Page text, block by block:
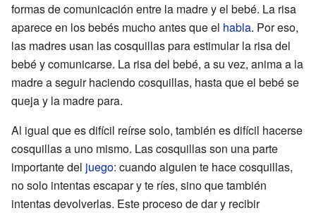
formas de comunicación entre la madre y el bebé. La risa
aparece en los bebés mucho antes que el habla. Por eso,
las madres usan las cosquillas para estimular la risa del
bebé y comunicarse. La risa del bebé, a su vez, anima a la
madre a seguir haciendo cosquillas, hasta que el bebé se
queja y la madre para.
Al igual que es difícil reírse solo, también es difícil hacerse
cosquillas a uno mismo. Las cosquillas son una parte
importante del juego: cuando alguien te hace cosquillas,
no solo intentas escapar y te ríes, sino que también
intentas devolverlas. Este proceso de dar y recibir